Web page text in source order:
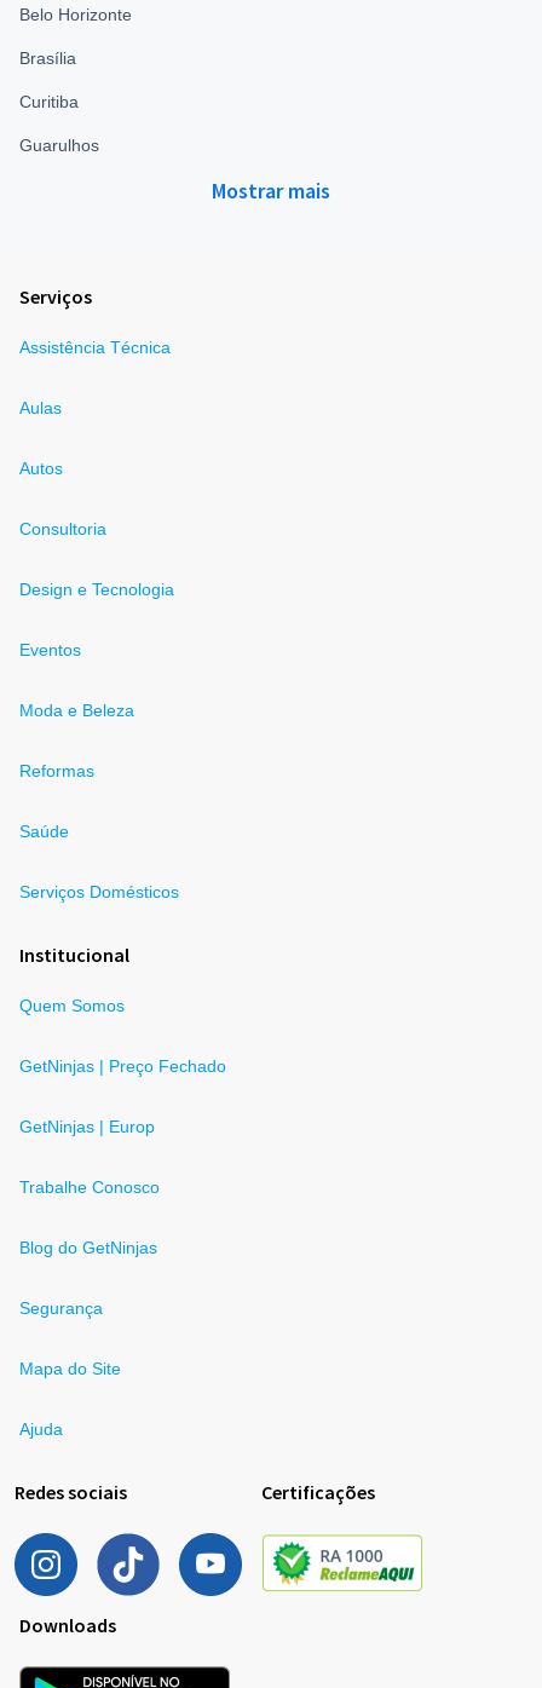
Belo Horizonte
Brasília
Curitiba
Guarulhos
Mostrar mais
Serviços
Assistência Técnica
Aulas
Autos
Consultoria
Design e Tecnologia
Eventos
Moda e Beleza
Reformas
Saúde
Serviços Domésticos
Institucional
Quem Somos
GetNinjas | Preço Fechado
GetNinjas | Europ
Trabalhe Conosco
Blog do GetNinjas
Segurança
Mapa do Site
Ajuda
Redes sociais Certificações
Downloads